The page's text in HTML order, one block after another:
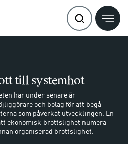
till systemhot
har under senare år
och bolag för att begå
som påverkat utvecklingen. En
ekonomisk brottslighet numera
organiserad brottslighet.